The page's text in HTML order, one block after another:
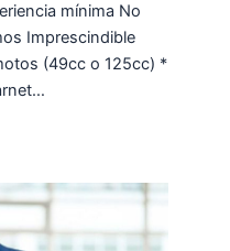
mínima No
Imprescindible
(49cc o 125cc) *